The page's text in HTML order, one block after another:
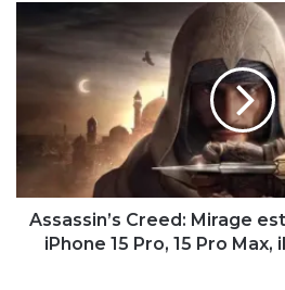
Mirage
iPhone
15
Pro,
Assassin’s Creed: Mirage
iPhone 15 Pro, 15 Pro Max,